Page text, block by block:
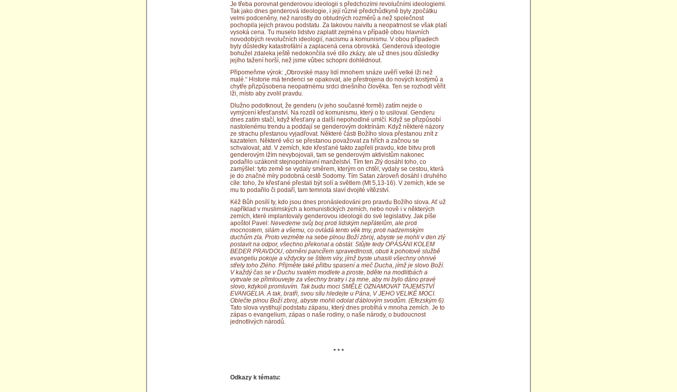
Je třeba porovnat genderovou ideologii s předchozími revolučními ideologiemi.
Tak jako dnes genderová ideologie, i její různé předchůdkyně byly zpočátku
velmi podceněny, než narostly do obludných rozměrů a než společnost
pochopila jejich pravou podstatu. Za takovou naivitu a neopatrnost se však platí
vysoká cena. Tu muselo lidstvo zaplatit zejména v případě obou hlavních
novodobých revolučních ideologií, nacismu a komunismu. V obou případech
byly důsledky katastrofální a zaplacená cena obrovská. Genderová ideologie
bohužel zdaleka ještě nedokončila své dílo zkázy, ale už dnes jsou důsledky
jejího tažení horší, než jsme vůbec schopni dohlédnout.
Připomeňme výrok: „Obrovské masy lidí mnohem snáze uvěří velké lži než
malé.“ Historie má tendenci se opakovat, ale přestrojena do nových kostýmů a
chytře přizpůsobena neopatrnému srdci dnešního člověka. Ten se rozhodl věřit
lži, místo aby zvolil pravdu.
Dlužno podotknout, že genderu (v jeho současné formě) zatím nejde o
vymýcení křesťanství. Na rozdíl od komunismu, který o to usiloval. Genderu
dnes zatím stačí, když křesťany a další nepohodlné umlčí. Když se přizpůsobí
nastolenému trendu a poddají se genderovým doktrínám. Když některé názory
ze strachu přestanou vyjadřovat. Některé části Božího slova přestanou znít z
kazatelen. Některé věci se přestanou považovat za hřích a začnou se
schvalovat, atd. V zemích, kde křesťané takto zapřeli pravdu, kde bitvu proti
genderovým lžím nevybojovali, tam se genderovým aktivistům nakonec
podařilo uzákonit stejnopohlavní manželství. Tím ten Zlý dosáhl toho, co
zamýšlel: tyto země se vydaly směrem, kterým on chtěl, vydaly se cestou, která
je do značné míry podobná cestě Sodomy. Tím Satan zároveň dosáhl i druhého
cíle: toho, že křesťané přestali být solí a světlem (Mt 5,13-16). V zemích, kde se
mu to podařilo či podaří, tam temnota slaví dvojité vítězství.
Kéž Bůh posílí ty, kdo jsou dnes pronásledováni pro pravdu Božího slova. Ať už
například v muslimských a komunistických zemích, nebo nově i v některých
zemích, které implantovaly genderovou ideologii do své legislativy. Jak píše
apoštol Pavel: Nevedeme svůj boj proti lidským nepřátelům, ale proti
mocnostem, silám a všemu, co ovládá tento věk tmy, proti nadzemským
duchům zla. Proto vezměte na sebe plnou Boží zbroj, abyste se mohli v den zlý
postavit na odpor, všechno překonat a obstát. Stůjte tedy OPÁSÁNI KOLEM
BEDER PRAVDOU, obrněni pancířem spravedlnosti, obuti k pohotové službě
evangeliu pokoje a vždycky se štítem víry, jímž byste uhasili všechny ohnivé
střely toho Zlého. Přijměte také přilbu spasení a meč Ducha, jímž je slovo Boží.
V každý čas se v Duchu svatém modlete a proste, bděte na modlitbách a
vytrvale se přimlouvejte za všechny bratry i za mne, aby mi bylo dáno pravé
slovo, kdykoli promluvím. Tak budu moci SMĚLE OZNAMOVAT TAJEMSTVÍ
EVANGELIA. A tak, bratři, svou sílu hledejte u Pána, V JEHO VELIKÉ MOCI.
Oblečte plnou Boží zbroj, abyste mohli odolat ďáblovým svodům. (Efezským 6).
Tato slova vystihují podstatu zápasu, který dnes probíhá v mnoha zemích. Je to
zápas o evangelium, zápas o naše rodiny, o naše národy, o budoucnost
jednotlivých národů.
* * *
Odkazy k tématu: